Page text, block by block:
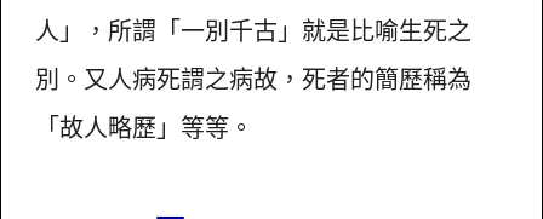
人」，所謂「一別千古」就是比喻生死之
別。又人病死謂之病故，死者的簡歷稱為
「故人略歷」等等。